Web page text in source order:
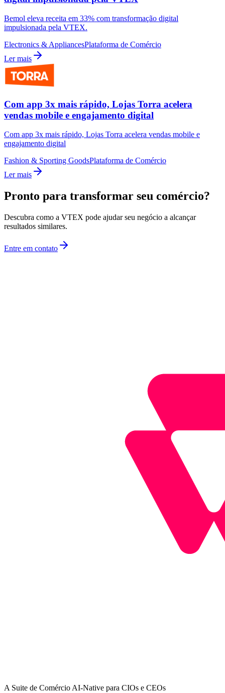
Bemol eleva receita em 33% com transformação digital
impulsionada pela VTEX.
Electronics & AppliancesPlataforma de Comércio
Ler mais
Com app 3x mais rápido, Lojas Torra acelera
vendas mobile e engajamento digital
Com app 3x mais rápido, Lojas Torra acelera vendas mobile e
engajamento digital
Fashion & Sporting GoodsPlataforma de Comércio
Ler mais
Pronto para transformar seu comércio?
Descubra como a VTEX pode ajudar seu negócio a alcançar
resultados similares.
Entre em contato
A Suite de Comércio AI-Native para CIOs e CEOs